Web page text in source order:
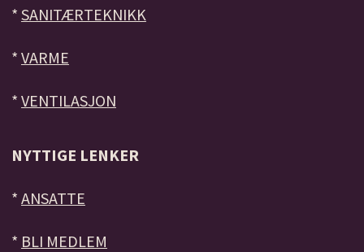
* SANITÆRTEKNIKK
* VARME
* VENTILASJON
NYTTIGE LENKER
* ANSATTE
* BLI MEDLEM